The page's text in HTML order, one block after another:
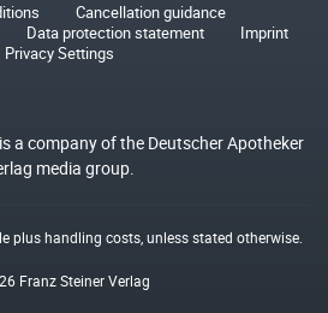
Cancellation guidance
Data protection statement
Imprint
Privacy Settings
a company of the Deutscher Apotheker
media group.
plushandling costs, unless stated otherwise.
Franz Steiner Verlag